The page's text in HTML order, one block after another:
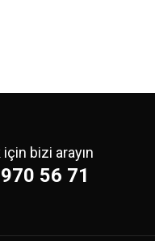
bizi arayın
56 71